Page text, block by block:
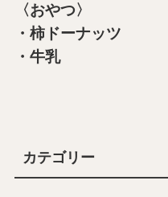
〈おやつ〉
・柿ドーナッツ
・牛乳
カテゴリー